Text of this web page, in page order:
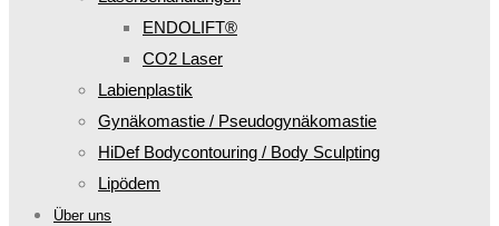
ENDOLIFT®
CO2 Laser
Labienplastik
Gynäkomastie / Pseudogynäkomastie
HiDef Bodycontouring / Body Sculpting
Lipödem
Über uns